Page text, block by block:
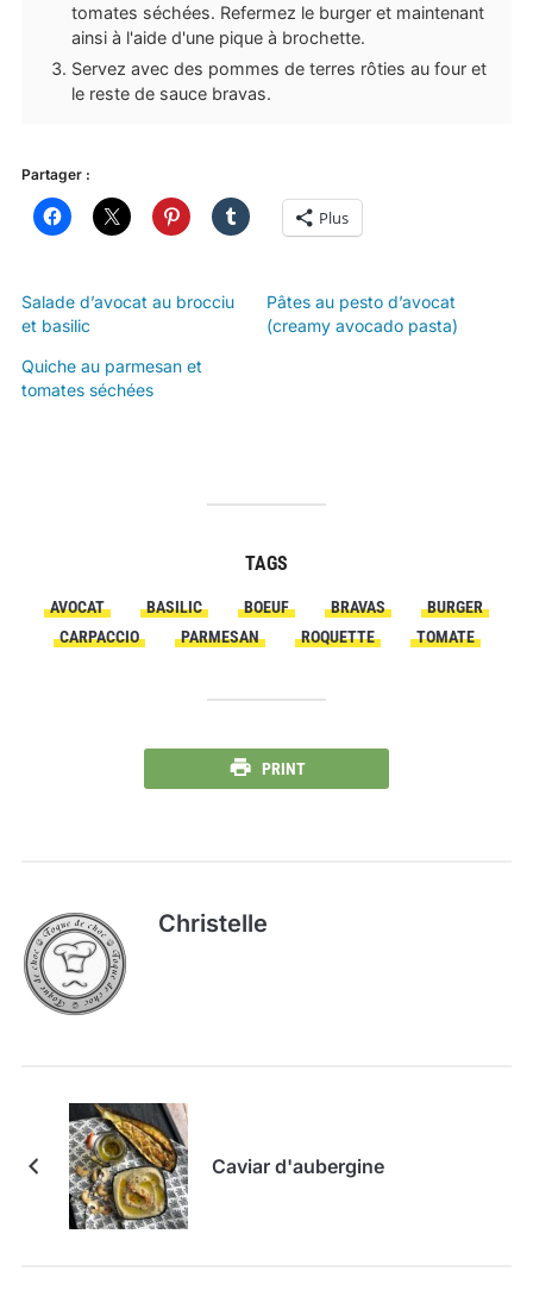
tomates séchées. Refermez le burger et maintenant
ainsi à l'aide d'une pique à brochette.
Servez avec des pommes de terres rôties au four et
le reste de sauce bravas.
Partager :
Plus
Salade d’avocat au brocciu
et basilic
Pâtes au pesto d’avocat
(creamy avocado pasta)
Quiche au parmesan et
tomates séchées
TAGS
AVOCAT BASILIC BOEUF BRAVAS
BURGER
CARPACCIO
PARMESAN ROQUETTE TOMATE
PRINT
Christelle
Caviar d'aubergine